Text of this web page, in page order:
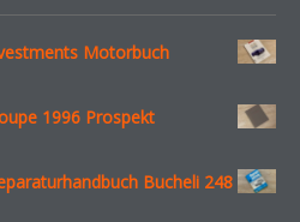
Motorbuch
1996 Prospekt
Bucheli 248